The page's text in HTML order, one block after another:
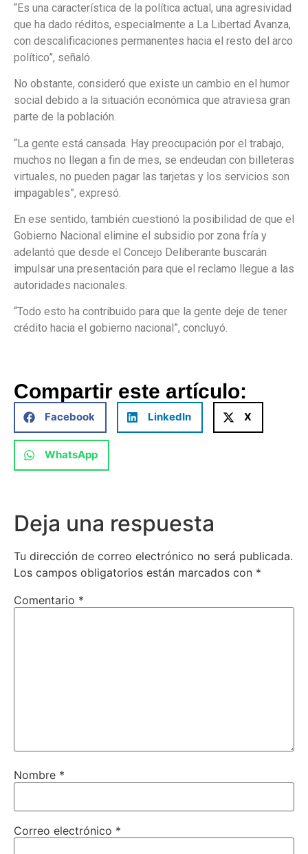
“Es una característica de la política actual, una agresividad
que ha dado réditos, especialmente a La Libertad Avanza,
con descalificaciones permanentes hacia el resto del arco
político”, señaló.
No obstante, consideró que existe un cambio en el humor
social debido a la situación económica que atraviesa gran
parte de la población.
“La gente está cansada. Hay preocupación por el trabajo,
muchos no llegan a fin de mes, se endeudan con billeteras
virtuales, no pueden pagar las tarjetas y los servicios son
impagables”, expresó.
En ese sentido, también cuestionó la posibilidad de que el
Gobierno Nacional elimine el subsidio por zona fría y
adelantó que desde el Concejo Deliberante buscarán
impulsar una presentación para que el reclamo llegue a las
autoridades nacionales.
“Todo esto ha contribuido para que la gente deje de tener
crédito hacia el gobierno nacional”, concluyó.
Compartir este artículo:
Facebook LinkedIn X
WhatsApp
Deja una respuesta
Tu dirección de correo electrónico no será publicada.
Los campos obligatorios están marcados con *
Comentario *
Nombre *
Correo electrónico *